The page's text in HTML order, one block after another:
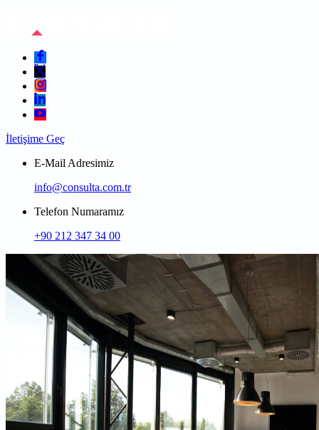
İletişime Geç
E-Mail Adresimiz
info@consulta.com.tr
Telefon Numaramız
+90 212 347 34 00